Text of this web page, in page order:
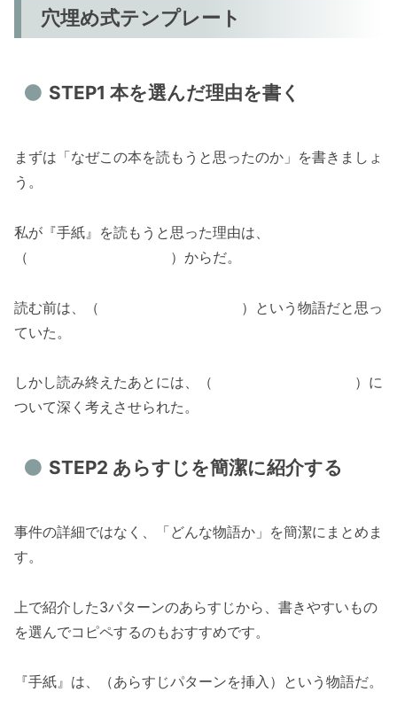
穴埋め式テンプレート
STEP1 本を選んだ理由を書く
まずは「なぜこの本を読もうと思ったのか」を書きましょ
う。
私が『手紙』を読もうと思った理由は、
（ ）からだ。
読む前は、（ ）という物語だと思っ
ていた。
しかし読み終えたあとには、（ ）に
ついて深く考えさせられた。
STEP2 あらすじを簡潔に紹介する
事件の詳細ではなく、「どんな物語か」を簡潔にまとめま
す。
上で紹介した3パターンのあらすじから、書きやすいもの
を選んでコピペするのもおすすめです。
『手紙』は、（あらすじパターンを挿入）という物語だ。